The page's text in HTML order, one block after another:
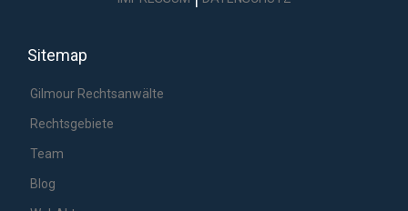
Sitemap
Gilmour Rechtsanwälte
Rechtsgebiete
Team
Blog